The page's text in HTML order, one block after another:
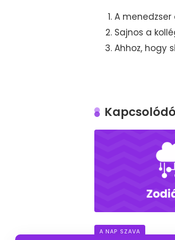
A
Sajnos a
Ahhoz, hogy
A NAP SZAVA